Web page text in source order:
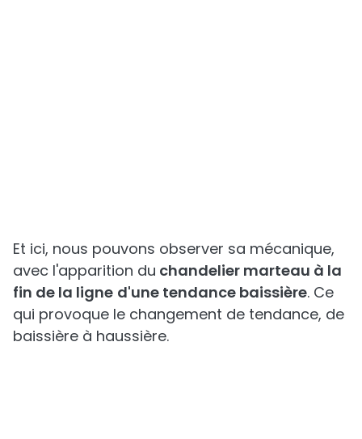
fin de la ligne d'une tendance baissière. Ce
qui provoque le changement de tendance, de
baissière à haussière.